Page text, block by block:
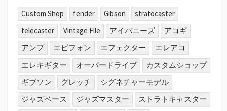
Custom Shop fender Gibson
stratocaster
telecaster
Vintage File アイバニーズ
アコギ
アンプ
エピフォン エフェクター
エレアコ
エレキギター
オーバードライブ
カスタムショップ
ギブソン
グレッチ
シグネチャーモデル
ジャズベース
ジャズマスター
ストラトキャスター